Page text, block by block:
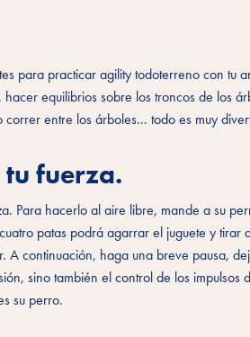
para practicar agility todoterreno con tu
equilibrios sobre los troncos de los
entre los árboles... todo es muy
fuerza.
Para hacerlo al aire libre, mande a su
patas podrá agarrar el juguete y
continuación, haga una breve pausa,
sino también el control de los impulsos
su perro.